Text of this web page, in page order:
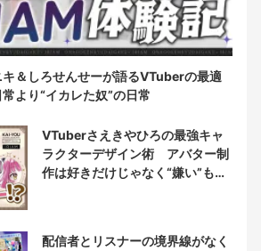
キ＆しろせんせーが語るVTuberの最適
より“イカレた奴”の日常
VTuberさえきやひろの最強キャ
ラクターデザイン術 アバター制
作は好きだけじゃなく“嫌い”もブ
配信者とリスナーの境界線がなく